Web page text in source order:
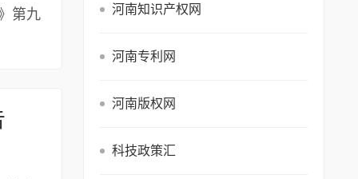
第九
河南知识产权网
河南专利网
河南版权网
科技政策汇